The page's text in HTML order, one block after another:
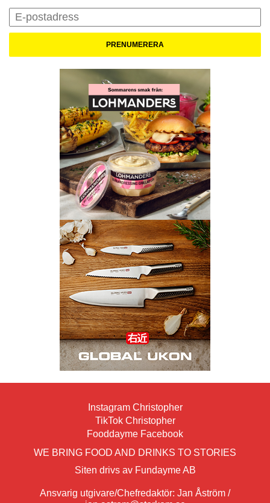
Instagram Christopher
TikTok Christopher
Fooddayme Facebook
WE BRING FOOD AND DRINKS TO STORIES
Siten drivs av Fundayme AB
Ansvarig utgivare/Chefredaktör: Jan Åström /